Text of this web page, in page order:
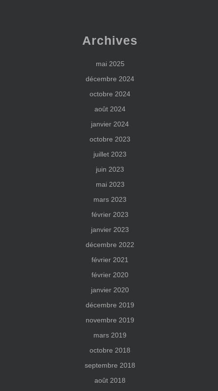
Archives
mai 2025
décembre 2024
octobre 2024
août 2024
janvier 2024
octobre 2023
juillet 2023
juin 2023
mai 2023
mars 2023
février 2023
janvier 2023
décembre 2022
février 2021
février 2020
janvier 2020
décembre 2019
novembre 2019
mars 2019
octobre 2018
septembre 2018
août 2018